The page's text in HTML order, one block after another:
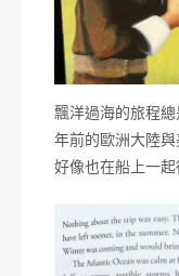
飄洋過海的旅程
年前的歐洲大陸
好像也在船上一起